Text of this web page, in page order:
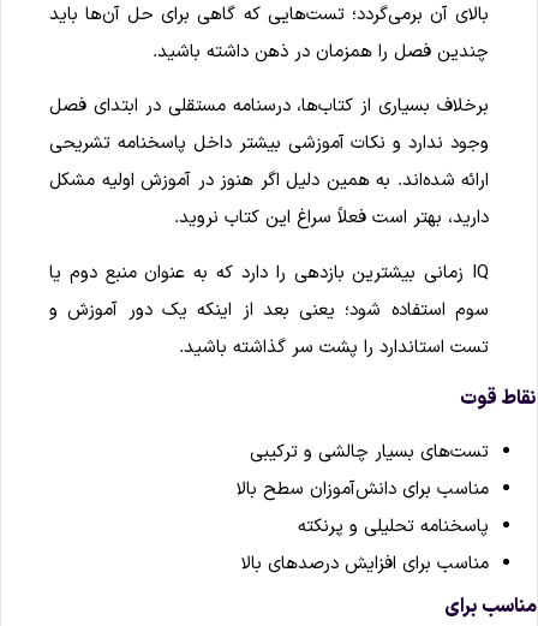
بالای آن برمی‌گردد؛ تست‌هایی که گاهی برای حل آن‌ها باید
چندین فصل را همزمان در ذهن داشته باشید.
برخلاف بسیاری از کتاب‌ها، درسنامه مستقلی در ابتدای فصل
وجود ندارد و نکات آموزشی بیشتر داخل پاسخنامه تشریحی
ارائه شده‌اند. به همین دلیل اگر هنوز در آموزش اولیه مشکل
دارید، بهتر است فعلاً سراغ این کتاب نروید.
IQ زمانی بیشترین بازدهی را دارد که به عنوان منبع دوم یا
سوم استفاده شود؛ یعنی بعد از اینکه یک دور آموزش و
تست استاندارد را پشت سر گذاشته باشید.
قوت
تست‌های بسیار چالشی و ترکیبی
مناسب برای دانش‌آموزان سطح بالا
پاسخنامه تحلیلی و پرنکته
مناسب برای افزایش درصدهای بالا
برای